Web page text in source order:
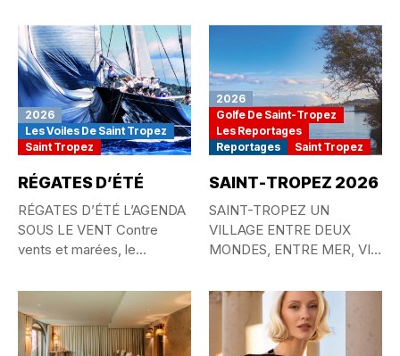
2026
Les Voiles De Saint Tropez
Saint Tropez
RÉGATES D’ÉTÉ
RÉGATES D’ÉTÉ L’AGENDA
SOUS LE VENT Contre
vents et marées, le
2026
Golfe De Saint-Tropez
Les Reportages
Reportages
Saint Tropez
SAINT-TROPEZ 2026
SAINT-TROPEZ UN
VILLAGE ENTRE DEUX
MONDES, ENTRE MER, VIE
MYTHE...